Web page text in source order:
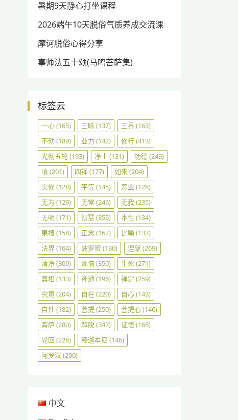
暑期9天静心打坐课程
2026端午10天脱俗气质养成交流课
摩诃脱俗心得分享
事师法五十颂(马鸣菩萨集)
标签云
一心(165) 三昧(137) 三界(163)
不动(189) 业力 (142) 修行(413)
光彻五轮(193) 净土 (131) 功德(249)
嗔(201) 四禅(177) 如来(204)
实修(128) 平等(145) 恶业 (128)
无为 (129) 无常 (246) 无我(235)
无明 (171) 智慧 (355) 本性 (134)
果报 (158) 正念(162) 比喻(133)
法界(164) 波罗蜜 (130) 涅槃(269)
清净(309) 烦恼(350) 生死(271)
真相 (133) 神通 (196) 禅定 (259)
究竟(204) 自在(220) 自心(143)
自性 (182) 菩提(250) 菩提心(146)
菩萨(280) 解脱(347) 证悟(165)
轮回 (228) 释迦牟尼 (146)
阿罗汉 (200)
中文